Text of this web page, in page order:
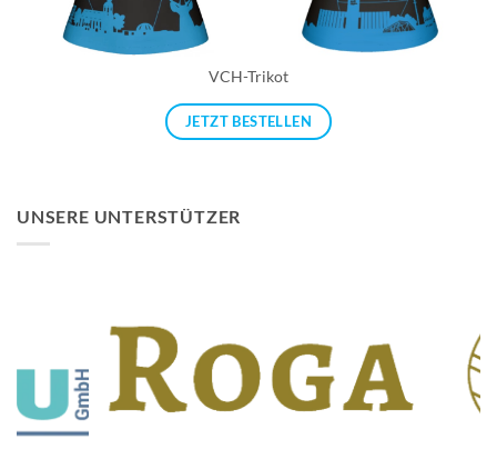
VCH-Trikot
JETZT BESTELLEN
UNSERE UNTERSTÜTZER